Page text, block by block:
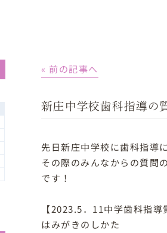
« 前の記事へ
新庄中学校歯科指導の
先日新庄中学校に歯科指導
その際のみんなからの質問
です！
【2023.5．11中学歯科指導
はみがきのしかた